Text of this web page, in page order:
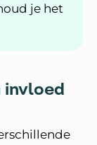
je het
invloed